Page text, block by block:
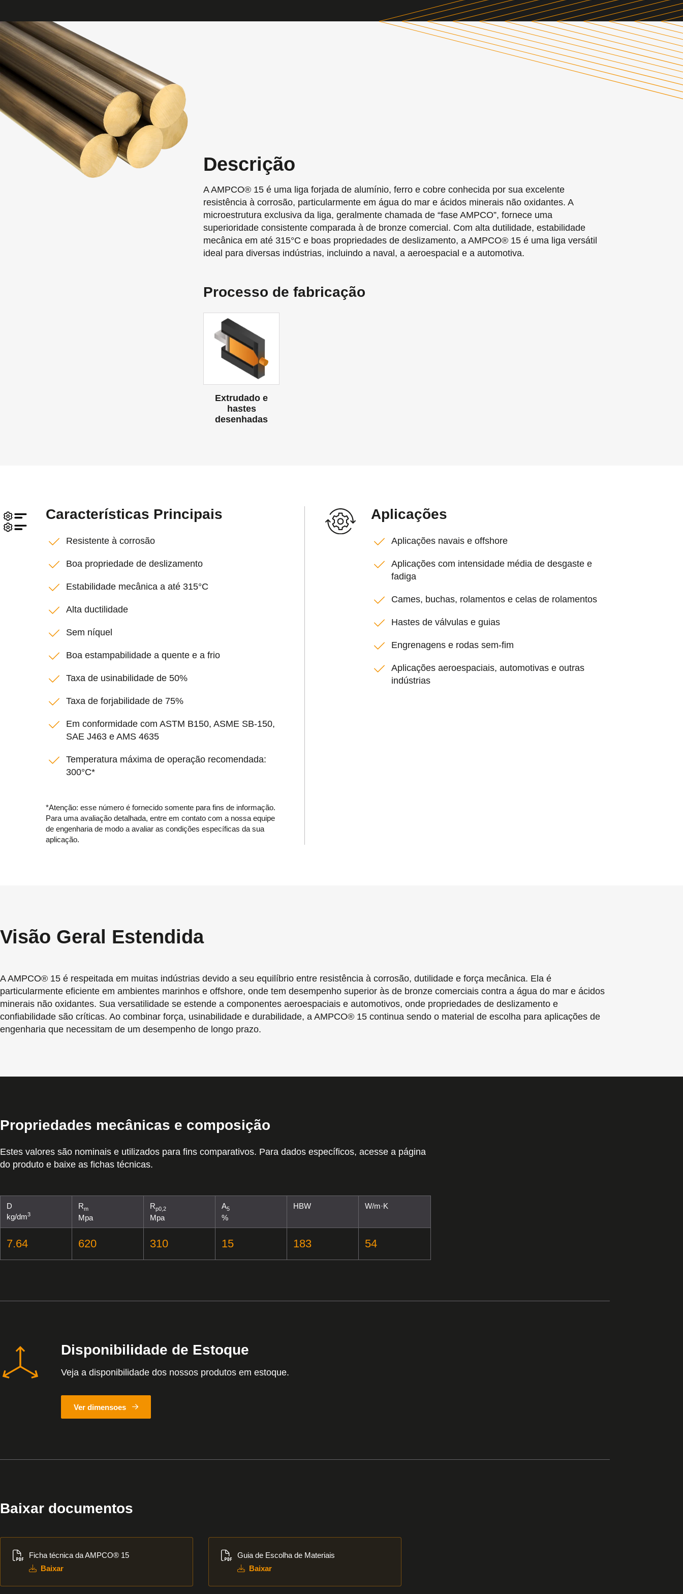
Descrição
A AMPCO® 15 é uma liga forjada de alumínio, ferro e cobre conhecida por sua excelente
resistência à corrosão, particularmente em água do mar e ácidos minerais não oxidantes. A
microestrutura exclusiva da liga, geralmente chamada de “fase AMPCO”, fornece uma
superioridade consistente comparada à de bronze comercial. Com alta dutilidade, estabilidade
mecânica em até 315°C e boas propriedades de deslizamento, a AMPCO® 15 é uma liga versátil
ideal para diversas indústrias, incluindo a naval, a aeroespacial e a automotiva.
Processo de fabricação
Extrudado e
hastes
desenhadas
Características Principais
Resistente à corrosão
Boa propriedade de deslizamento
Estabilidade mecânica a até 315°C
Alta ductilidade
Sem níquel
Boa estampabilidade a quente e a frio
Taxa de usinabilidade de 50%
Taxa de forjabilidade de 75%
Em conformidade com ASTM B150, ASME SB-150,
SAE J463 e AMS 4635
Temperatura máxima de operação recomendada:
300°C*
*Atenção: esse número é fornecido somente para fins de informação.
Para uma avaliação detalhada, entre em contato com a nossa equipe
de engenharia de modo a avaliar as condições específicas da sua
aplicação.
Aplicações
Aplicações navais e offshore
Aplicações com intensidade média de desgaste e
fadiga
Cames, buchas, rolamentos e celas de rolamentos
Hastes de válvulas e guias
Engrenagens e rodas sem-fim
Aplicações aeroespaciais, automotivas e outras
indústrias
Visão Geral Estendida
A AMPCO® 15 é respeitada em muitas indústrias devido a seu equilíbrio entre resistência à corrosão, dutilidade e força mecânica. Ela é
particularmente eficiente em ambientes marinhos e offshore, onde tem desempenho superior às de bronze comerciais contra a água do mar e ácidos
minerais não oxidantes. Sua versatilidade se estende a componentes aeroespaciais e automotivos, onde propriedades de deslizamento e
confiabilidade são críticas. Ao combinar força, usinabilidade e durabilidade, a AMPCO® 15 continua sendo o material de escolha para aplicações de
engenharia que necessitam de um desempenho de longo prazo.
Propriedades mecânicas e composição
Estes valores são nominais e utilizados para fins comparativos. Para dados específicos, acesse a página
do produto e baixe as fichas técnicas.
D
kg/dm3
Rm
Mpa
Rp0,2
Mpa
A5
%
HBW W/m·K
7.64 620 310 15 183 54
Disponibilidade de Estoque
Veja a disponibilidade dos nossos produtos em estoque.
Ver dimensoes
Baixar documentos
Ficha técnica da AMPCO® 15
Baixar
Guia de Escolha de Materiais
Baixar